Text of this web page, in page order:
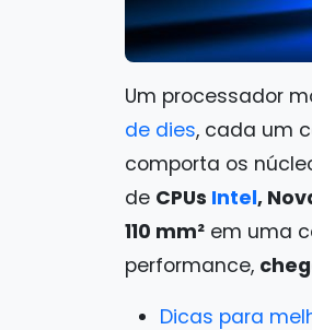
Um processador
de dies, cada um
comporta os
de CPUs Intel,
110 mm² em uma
performance,
Dicas para